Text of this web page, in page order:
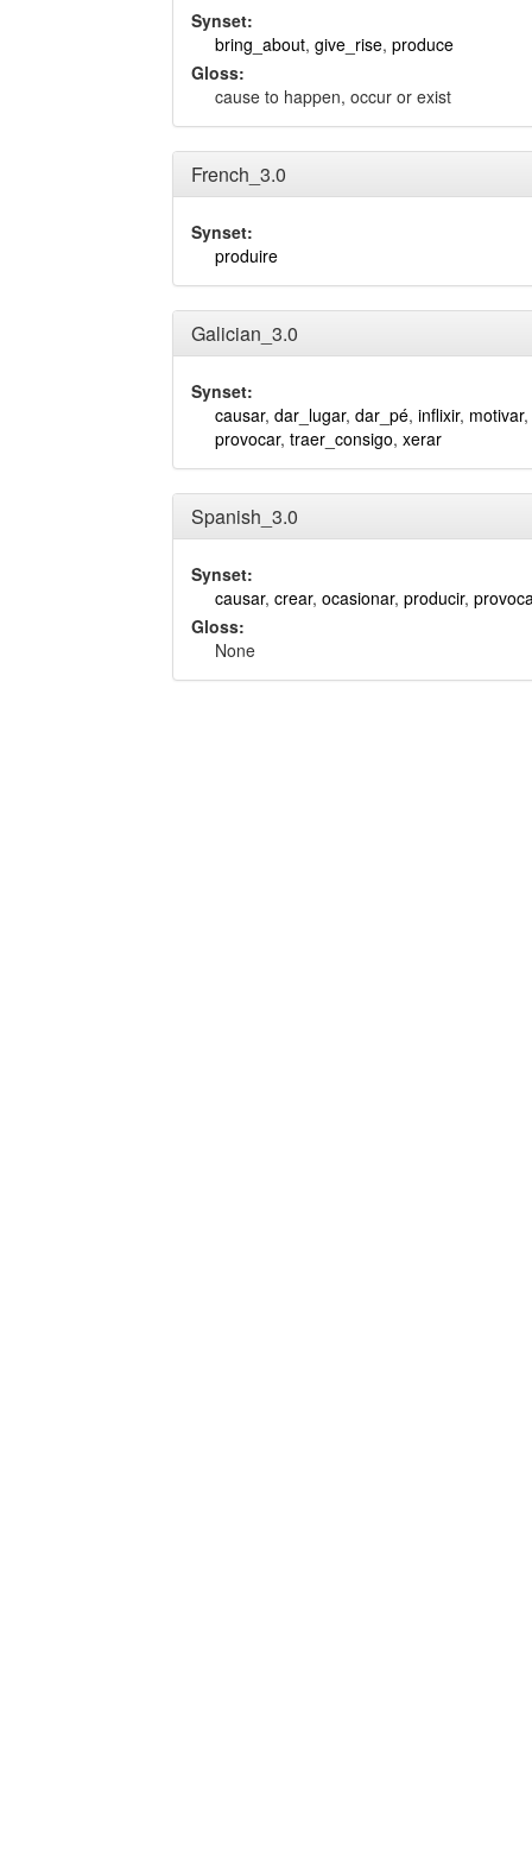
Synset:
bring_about, give_rise, produce
Gloss:
cause to happen, occur or exist
French_3.0
Synset:
produire
Galician_3.0
Synset:
causar, dar_lugar, dar_pé, inflixir, motivar,
provocar, traer_consigo, xerar
Spanish_3.0
Synset:
causar, crear, ocasionar, producir,
Gloss:
None